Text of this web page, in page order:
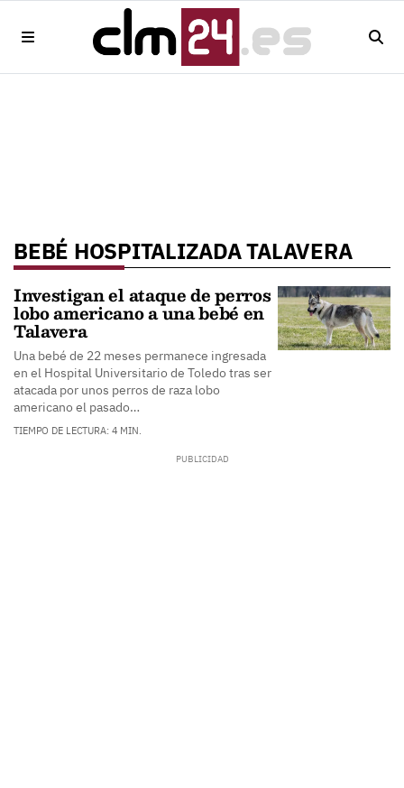
BEBÉ HOSPITALIZADA TALAVERA
Investigan el ataque de perros
lobo americano a una bebé en
Talavera
Una bebé de 22 meses permanece ingresada
en el Hospital Universitario de Toledo tras ser
atacada por unos perros de raza lobo
americano el pasado…
TIEMPO DE LECTURA: 4 MIN.